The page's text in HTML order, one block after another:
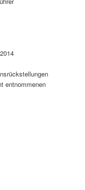
entnommenen